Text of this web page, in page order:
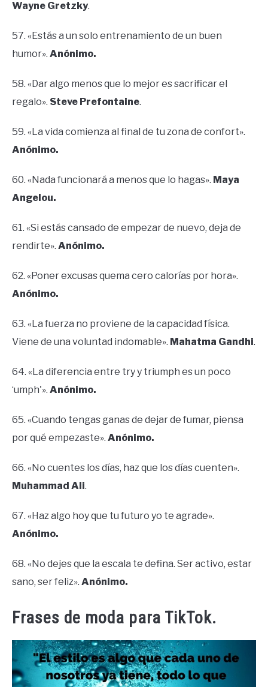
Wayne Gretzky.
57. «Estás a un solo entrenamiento de un buen
humor». Anónimo.
58. «Dar algo menos que lo mejor es sacrificar el
regalo». Steve Prefontaine.
59. «La vida comienza al final de tu zona de confort».
Anónimo.
60. «Nada funcionará a menos que lo hagas». Maya
Angelou.
61. «Si estás cansado de empezar de nuevo, deja de
rendirte». Anónimo.
62. «Poner excusas quema cero calorías por hora».
Anónimo.
63. «La fuerza no proviene de la capacidad física.
Viene de una voluntad indomable». Mahatma Gandhi.
64. «La diferencia entre try y triumph es un poco
‘umph'». Anónimo.
65. «Cuando tengas ganas de dejar de fumar, piensa
por qué empezaste». Anónimo.
66. «No cuentes los días, haz que los días cuenten».
Muhammad Ali.
67. «Haz algo hoy que tu futuro yo te agrade».
Anónimo.
68. «No dejes que la escala te defina. Ser activo, estar
sano, ser feliz». Anónimo.
Frases de moda para TikTok.